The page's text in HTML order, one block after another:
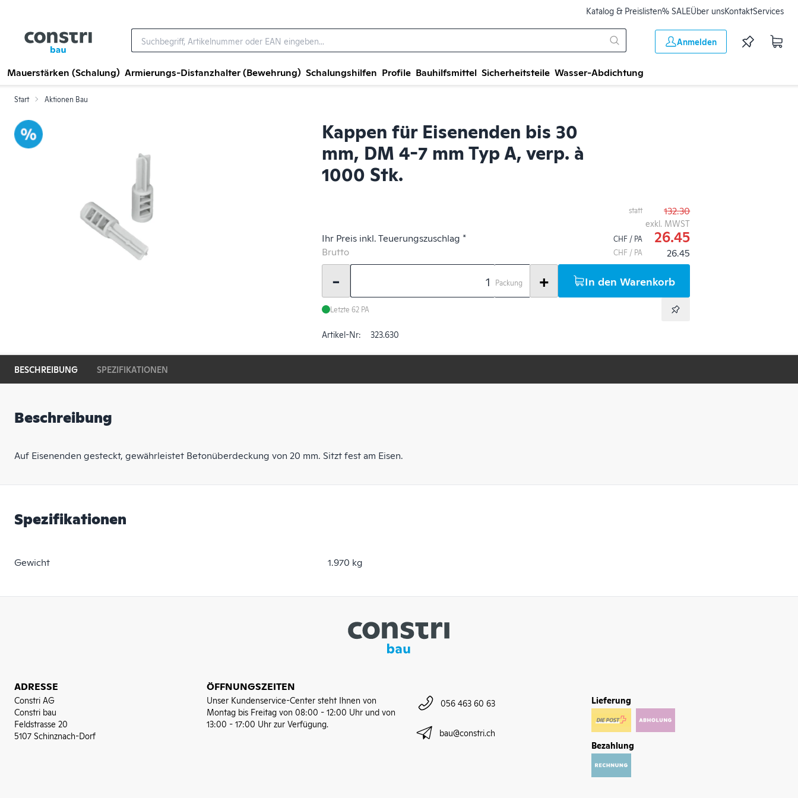
Katalog & Preislisten% SALEÜber unsKontaktServices
Anmelden
Mauerstärken (Schalung) Armierungs-Distanzhalter (Bewehrung) Schalungshilfen Profile Bauhilfsmittel Sicherheitsteile Wasser-Abdichtung
Start Aktionen Bau
Kappen für Eisenenden bis 30
mm, DM 4-7 mm Typ A, verp. à
1000 Stk.
statt 132.30
exkl. MWST
Ihr Preis inkl. Teuerungszuschlag * CHF / PA 26.45
Brutto CHF / PA 26.45
- Packung + In den Warenkorb
Letzte 62 PA
Artikel-Nr: 323.630
BESCHREIBUNG SPEZIFIKATIONEN
Beschreibung
Auf Eisenenden gesteckt, gewährleistet Betonüberdeckung von 20 mm. Sitzt fest am Eisen.
Spezifikationen
Gewicht 1.970 kg
ADRESSE
Constri AG
Constri bau
Feldstrasse 20
5107 Schinznach-Dorf
ÖFFNUNGSZEITEN
Unser Kundenservice-Center steht Ihnen von
Montag bis Freitag von 08:00 - 12:00 Uhr und von
13:00 - 17:00 Uhr zur Verfügung.
056 463 60 63
bau@constri.ch
Lieferung
Bezahlung